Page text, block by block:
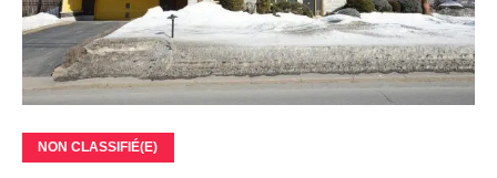
NON CLASSIFIÉ(E)